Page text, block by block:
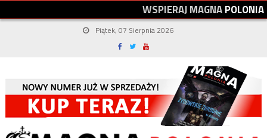
WSPIERAJMAGNAPOLONIA
Piątek, 07 Sierpnia 2026